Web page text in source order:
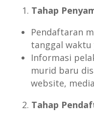
Tahap
Pendaftaran
tanggal
Informasi
murid baru
website,
Tahap